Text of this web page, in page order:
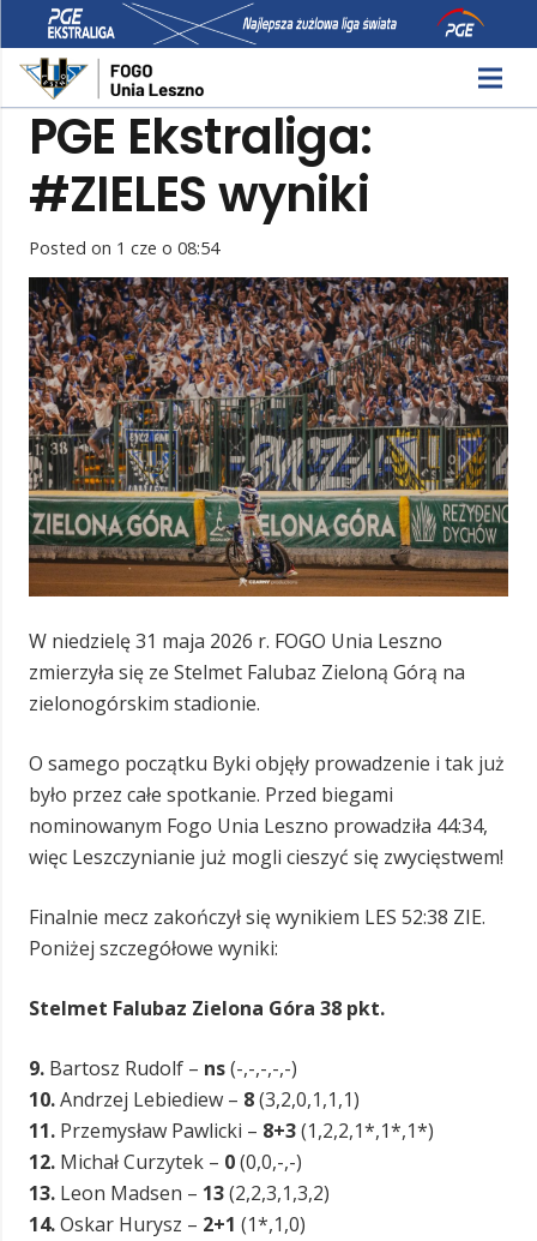
PGE Ekstraliga:
#ZIELES wyniki
Posted on 1 cze o 08:54
W niedzielę 31 maja 2026 r. FOGO Unia Leszno
zmierzyła się ze Stelmet Falubaz Zieloną Górą na
zielonogórskim stadionie.
O samego początku Byki objęły prowadzenie i tak już
było przez całe spotkanie. Przed biegami
nominowanym Fogo Unia Leszno prowadziła 44:34,
więc Leszczynianie już mogli cieszyć się zwycięstwem!
Finalnie mecz zakończył się wynikiem LES 52:38 ZIE.
Poniżej szczegółowe wyniki:
Stelmet Falubaz Zielona Góra 38 pkt.
9. Bartosz Rudolf – ns(-,-,-,-,-)
10.Andrzej Lebiediew – 8(3,2,0,1,1,1)
11. Przemysław Pawlicki – 8+3(1,2,2,1*,1*,1*)
12. Michał Curzytek – 0(0,0,-,-)
13. Leon Madsen – 13(2,2,3,1,3,2)
14.Oskar Hurysz – 2+1 (1*,1,0)